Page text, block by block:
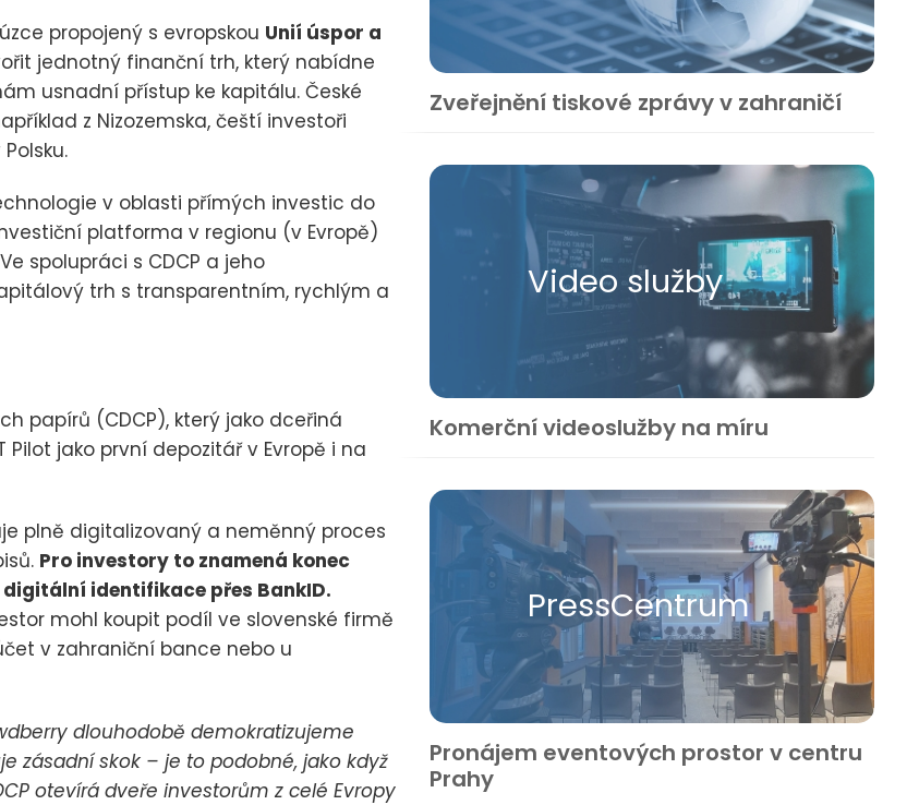
propojený s evropskou Unií úspor a
jednotný finanční trh, který nabídne
usnadní přístup ke kapitálu. České
z Nizozemska, čeští investoři
v oblasti přímých investic do
platforma v regionu (v Evropě)
spolupráci s CDCP a jeho
trh s transparentním, rychlým a
papírů (CDCP), který jako dceřiná
jako první depozitář v Evropě i na
plně digitalizovaný a neměnný proces
Pro investory to znamená konec
identifikace přes BankID.
mohl koupit podíl ve slovenské firmě
v zahraniční bance nebo u
dlouhodobě demokratizujeme
zásadní skok – je to podobné, jako když
otevírá dveře investorům z celé Evropy
Zveřejnění tiskové zprávy v zahraničí
Video služby
Komerční videoslužby na míru
Press​Centrum
Pronájem eventových prostor v centru
Prahy